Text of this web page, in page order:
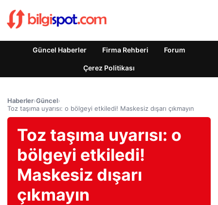
Güncel Haberler Firma Rehberi Forum
Çerez Politikası
Haberler›Güncel›
Toz taşıma uyarısı: o bölgeyi etkiledi! Maskesiz dışarı çıkmayın
Toz taşıma uyarısı: o
bölgeyi etkiledi!
Maskesiz dışarı
çıkmayın